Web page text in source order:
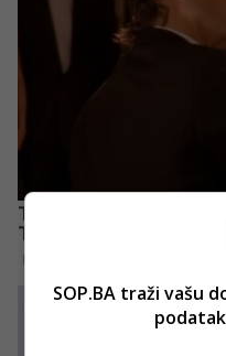
SOP.BA traži vašu